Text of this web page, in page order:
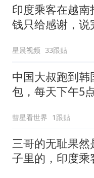
印度乘客在越南
钱只给感谢，说
星晨视频 33跟贴
中国大叔跑到韩
包，每天下午5
彗星看世界 1跟贴
三哥的无耻果然
子里的，印度乘